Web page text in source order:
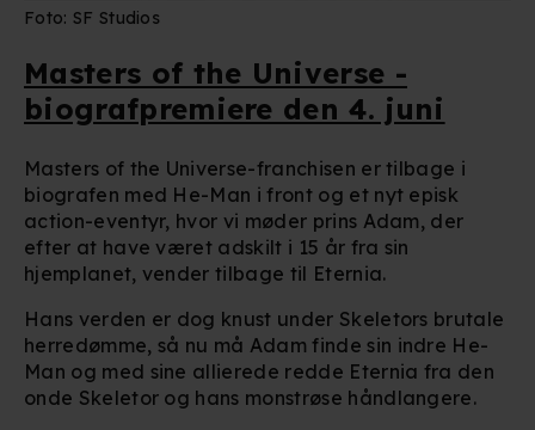
Foto: SF Studios
Masters of the Universe -
biografpremiere den 4. juni
Masters of the Universe-franchisen er tilbage i
biografen med He-Man i front og et nyt episk
action-eventyr, hvor vi møder prins Adam, der
efter at have været adskilt i 15 år fra sin
hjemplanet, vender tilbage til Eternia.
Hans verden er dog knust under Skeletors brutale
herredømme, så nu må Adam finde sin indre He-
Man og med sine allierede redde Eternia fra den
onde Skeletor og hans monstrøse håndlangere.